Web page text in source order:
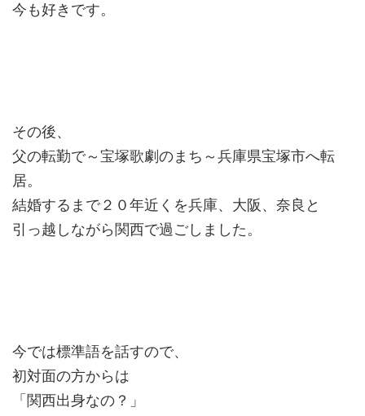
今も好きです。
その後、
父の転勤で～宝塚歌劇のまち～兵庫県宝塚市へ転
居。
結婚するまで２０年近くを兵庫、大阪、奈良と
引っ越しながら関西で過ごしました。
今では標準語を話すので、
初対面の方からは
「関西出身なの？」